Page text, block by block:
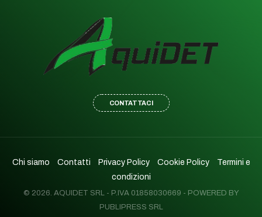
CONTATTACI
Chi siamo Contatti Privacy Policy Cookie Policy
Termini e
condizioni
© 2026. AQUIDET SRL - P.IVA 01858030669 - POWERED BY
PUBLIPRESS SRL